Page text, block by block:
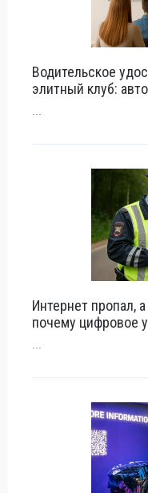
Водительское
элитный клуб:
...
Интернет пропал,
почему цифровое
...